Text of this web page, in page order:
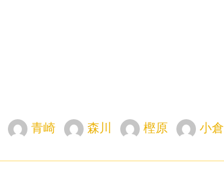
青崎 森川 樫原 小倉